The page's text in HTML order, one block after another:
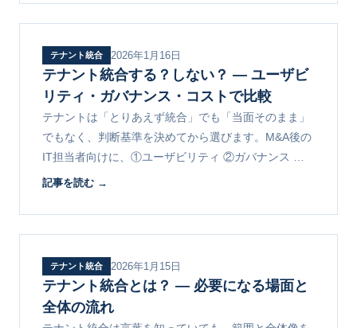
テナント統合 2026年1月16日
テナント統合する？しない？ ― ユーザビ
リティ・ガバナンス・コストで比較
テナントは「とりあえず統合」でも「当面そのまま」
でもなく、判断基準を決めてから選びます。M&A後の
IT担当者向けに、①ユーザビリティ ②ガバナンス ③
コストの3軸での比較と、段階的統合という選択肢を
記事を読む →
テナント統合 2026年1月15日
テナント統合とは？ ― 必要になる場面と
全体の流れ